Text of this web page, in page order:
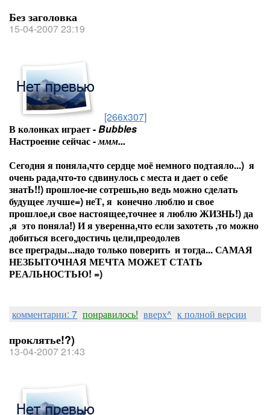
Без заголовка
15-04-2007 23:19
[266x307]
В колонках играет -Bubbles
Настроение сейчас -ммм...
Сегодня я поняла,что сердце моё немного подтаяло...) я
очень рада,что-то сдвинулось с места и дает о себе
знатЬ!!) прошлое-не сотрешь,но ведь можно сделать
будущее лучше=) неТ, я конечно люблю и свое
прошлое,и свое настоящее,точнее я люблю ЖИЗНЬ!) да
,я это поняла!) И я уверенна,что если захотеть ,то можно
добиться всего,достичь цели,преодолев
все преграды...надо только поверить и тогда... САМАЯ
НЕЗБЫТОЧНАЯ МЕЧТА МОЖЕТ СТАТЬ
РЕАЛЬНОСТЬЮ! =)
комментарии: 7 понравилось! вверх^ к полной версии
проклятье!?)
13-04-2007 21:43